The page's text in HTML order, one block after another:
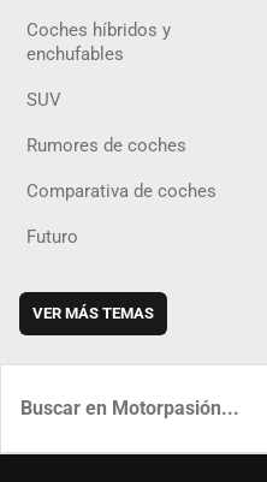
Coches híbridos y
enchufables
SUV
Rumores de coches
Comparativa de coches
Futuro
VER MÁS TEMAS